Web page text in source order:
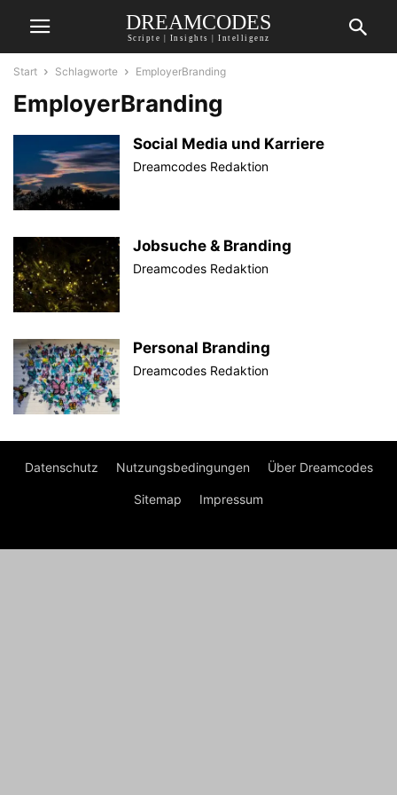
DREAMCODES
Scripte | Insights | Intelligenz
Start Schlagworte EmployerBranding
EmployerBranding
Social Media und Karriere
Dreamcodes Redaktion
Jobsuche & Branding
Dreamcodes Redaktion
Personal Branding
Dreamcodes Redaktion
Datenschutz Nutzungsbedingungen Über Dreamcodes
Sitemap Impressum